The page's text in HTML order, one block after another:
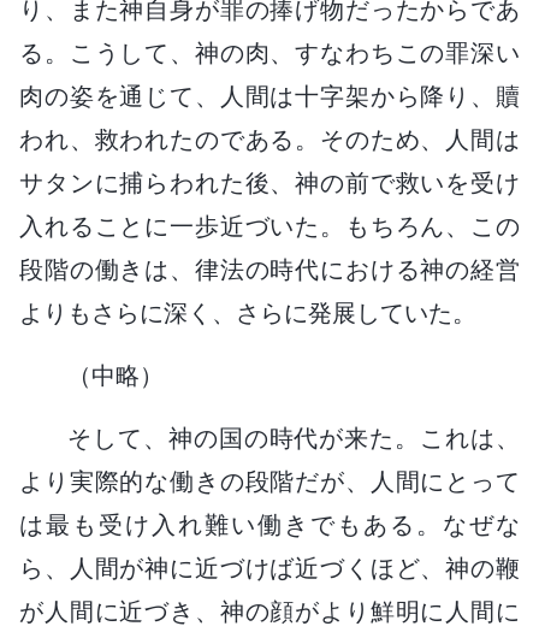
り、また神自身が罪の捧げ物だったからであ
る。こうして、神の肉、すなわちこの罪深い
肉の姿を通じて、人間は十字架から降り、贖
われ、救われたのである。そのため、人間は
サタンに捕らわれた後、神の前で救いを受け
入れることに一歩近づいた。もちろん、この
段階の働きは、律法の時代における神の経営
よりもさらに深く、さらに発展していた。
（中略）
そして、神の国の時代が来た。これは、
より実際的な働きの段階だが、人間にとって
は最も受け入れ難い働きでもある。なぜな
ら、人間が神に近づけば近づくほど、神の鞭
が人間に近づき、神の顔がより鮮明に人間に